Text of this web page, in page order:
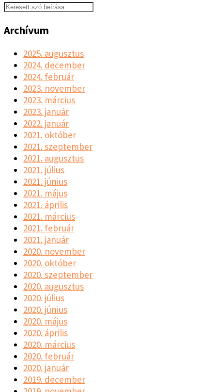
Archívum
2025. augusztus
2024. december
2024. február
2023. november
2023. március
2023. január
2022. január
2021. október
2021. szeptember
2021. augusztus
2021. július
2021. június
2021. május
2021. április
2021. március
2021. február
2021. január
2020. november
2020. október
2020. szeptember
2020. augusztus
2020. július
2020. június
2020. május
2020. április
2020. március
2020. február
2020. január
2019. december